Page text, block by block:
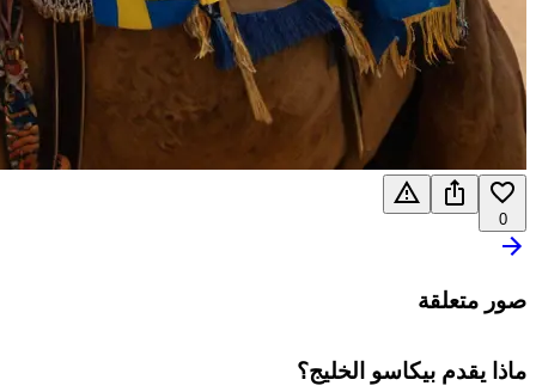
0
صور متعلقة
ماذا يقدم بيكاسو الخليج؟